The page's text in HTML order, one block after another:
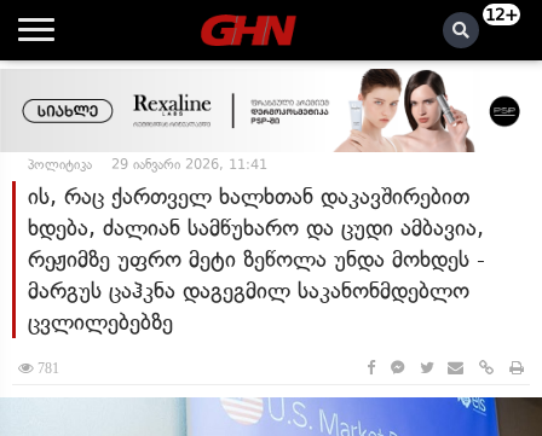
12+
პოლიტიკა 29 იანვარი 2026, 11:41
ის, რაც ქართველ ხალხთან დაკავშირებით
ხდება, ძალიან სამწუხარო და ცუდი ამბავია,
რეჟიმზე უფრო მეტი ზეწოლა უნდა მოხდეს -
მარგუს ცაჰკნა დაგეგმილ საკანონმდებლო
ცვლილებებზე
781